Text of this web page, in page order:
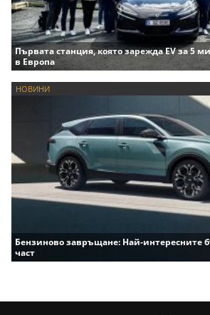
Първата станция, която зарежда EV за 5
в Европа
НОВИНИ
Бензиново завръщане: Най-интересните
част